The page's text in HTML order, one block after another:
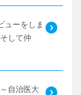
ューをしま
して仲
自治医大